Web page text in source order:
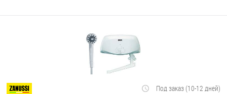
Под заказ (10-12 дней)